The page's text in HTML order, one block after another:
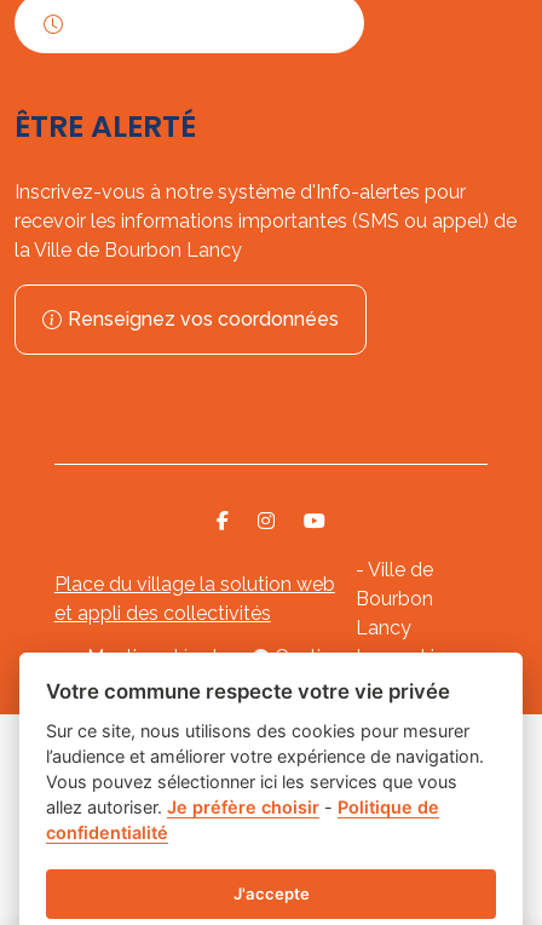
ÊTRE ALERTÉ
Inscrivez-vous à notre système d'Info-alertes pour
recevoir les informations importantes (SMS ou appel) de
la Ville de Bourbon Lancy
Renseignez vos coordonnées
Place du village la solution web
et appli des collectivités
- Ville de
Bourbon
Lancy
Mentions légales- Gestion des cookies
Les labels
Votre commune respecte votre vie privée
Sur ce site, nous utilisons des cookies pour mesurer
l’audience et améliorer votre expérience de navigation.
Vous pouvez sélectionner ici les services que vous
allez autoriser.Je préfère choisir - Politique de
confidentialité
J'accepte